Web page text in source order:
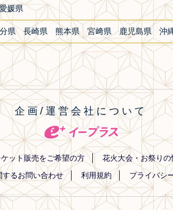
媛県
県 長崎県 熊本県 宮﨑県 鹿児島県 沖
企画/運営会社について
ット販売をご希望の方
花火大会・お祭り
するお問い合わせ
利用規約 プライバシ